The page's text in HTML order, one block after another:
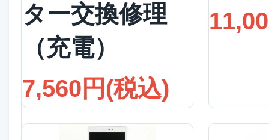
ター交換修理
（充電）
7,560円(税込)